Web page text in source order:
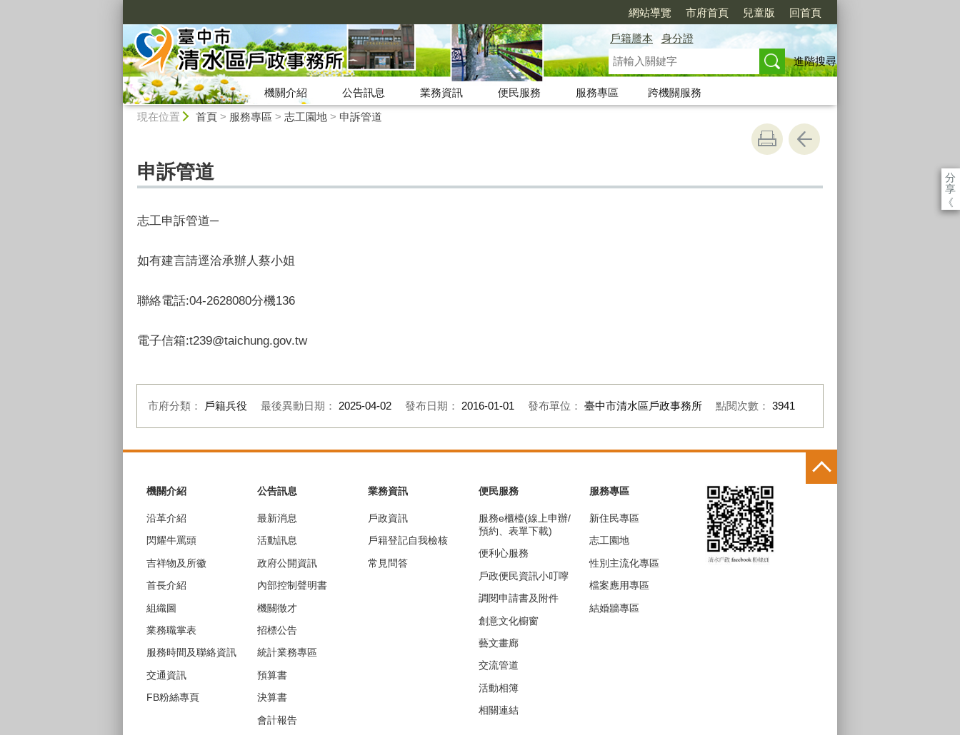
網站導覽 市府首頁 兒童版 回首頁
戶籍謄本
身分證
進階搜尋
機關介紹 公告訊息 業務資訊 便民服務 服務專區
跨機關服務
現在位置 首頁> 服務專區 > 志工園地> 申訴管道
分
享
《
申訴管道
志工申訴管道─
如有建言請逕洽承辦人蔡小姐
聯絡電話:04-2628080分機136
電子信箱:t239@taichung.gov.tw
市府分類： 戶籍兵役 最後異動日期： 2025-04-02 發布日期： 2016-01-01 發布單位： 臺中市清水區戶政事務所 點閱次數： 3941
機關介紹
沿革介紹
閃耀牛罵頭
吉祥物及所徽
首長介紹
組織圖
業務職掌表
服務時間及聯絡資訊
交通資訊
FB粉絲專頁
公告訊息
最新消息
活動訊息
政府公開資訊
內部控制聲明書
機關徵才
招標公告
統計業務專區
預算書
決算書
會計報告
業務資訊
戶政資訊
戶籍登記自我檢核
常見問答
便民服務
服務e櫃檯(線上申辦/
預約、表單下載)
便利心服務
戶政便民資訊小叮嚀
調閱申請書及附件
創意文化櫥窗
藝文畫廊
交流管道
活動相簿
相關連結
服務專區
新住民專區
志工園地
性別主流化專區
檔案應用專區
結婚牆專區